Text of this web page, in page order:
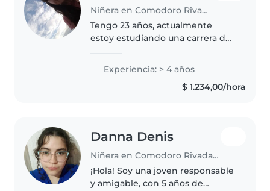
Niñera en Comodoro Rivadavia
Tengo 23 años, actualmente
estoy estudiando una carrera de
horaria, cuento con experiencia
en cuidados infantil y tareas del
hogar, me amoldó a la rutina..
Experiencia: > 4 años
$ 1.234,00/hora
Danna Denis
Niñera en Comodoro Rivadavia
¡Hola! Soy una joven responsable
y amigable, con 5 años de